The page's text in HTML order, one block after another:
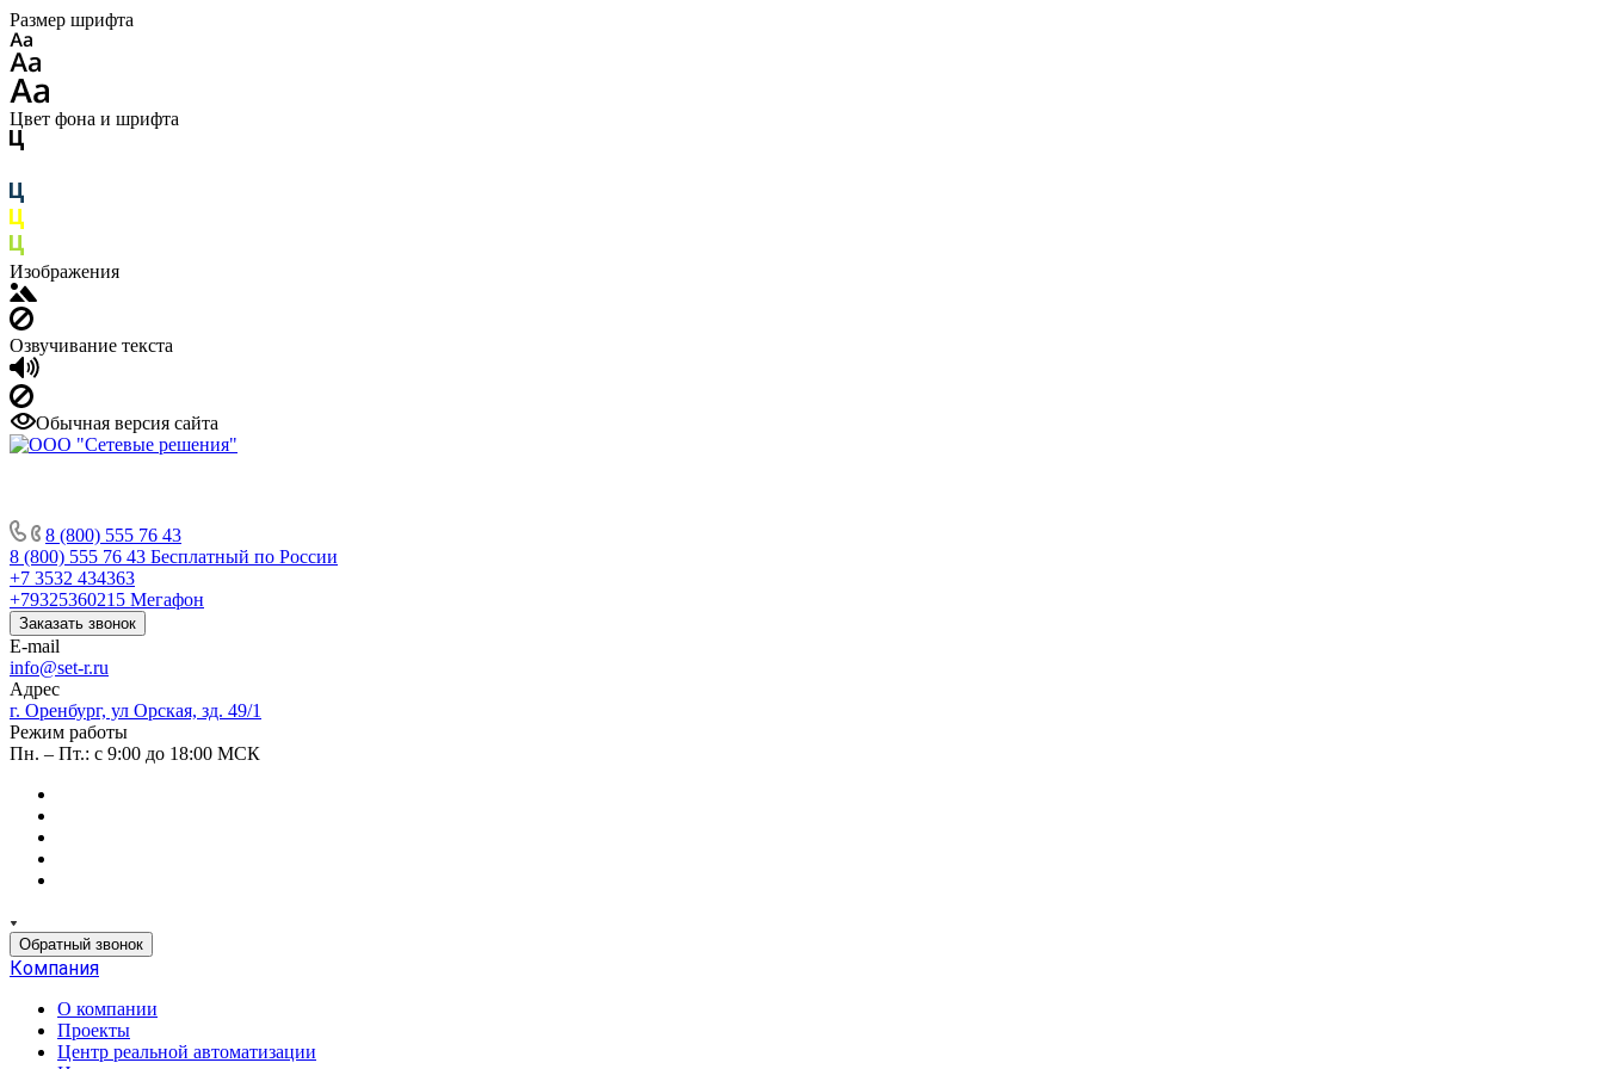
Размер шрифта
Цвет фона и шрифта
Изображения
Озвучивание текста
Обычная версия сайта
8 (800) 555 76 43
8 (800) 555 76 43 Бесплатный по России
+7 3532 434363
+79325360215 Мегафон
Заказать звонок
E-mail
info@set-r.ru
Адрес
г. Оренбург, ул Орская, зд. 49/1
Режим работы
Пн. – Пт.: с 9:00 до 18:00 МСК
Обратный звонок
Компания
О компании
Проекты
Центр реальной автоматизации